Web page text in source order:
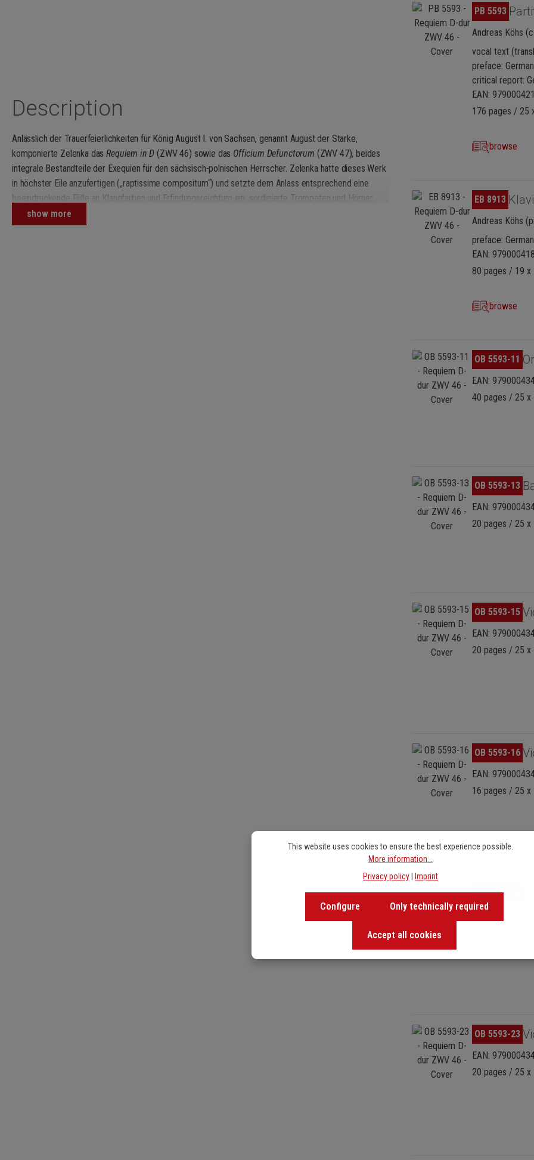
Skip image galleryPB 5593
Andreas Köhs
vocal text
preface:
critical report:
EAN:
176 pages / 25
browse
Skip image galleryEB 8913
Andreas Köhs
preface:
EAN:
80 pages / 19
browse
Skip image galleryOB 5593-11
EAN:
40 pages / 25
Skip image galleryOB 5593-13
EAN:
20 pages / 25
Skip image galleryOB 5593-15
EAN:
20 pages / 25
Skip image galleryOB 5593-16
EAN:
16 pages / 25
Skip image galleryOB 5593-19
EAN:
12 pages / 25
Skip image galleryOB 5593-23
EAN:
20 pages / 25
Description
Anlässlich der Trauerfeierlichkeiten für König August I. von Sachsen, genannt August der Starke,
komponierte Zelenka dasRequiem in D (ZWV 46) sowie das Officium Defunctorum (ZWV 47), beides
integrale Bestandteile der Exequien für den sächsisch-polnischen Herrscher. Zelenka hatte dieses Werk
in höchster Eile anzufertigen („raptissime compositum“) und setzte dem Anlass entsprechend eine
beeindruckende Fülle an Klangfarben und Erfindungsreichtum ein: sordinierte Trompeten und Hörner,
Chalumeau, obligate Fagotti sowie äußerst virtuose Solopartien und ausgereifte Kontrapunktik in den
Chorsätzen. Mit der vorliegenden Urtextausgabe schließt Barockspezialist David Erler eine der letzten
show more
This website uses cookies to ensure the best experience possible.
More information...
Privacy policy| Imprint
Only technically required
Configure
Accept all cookies